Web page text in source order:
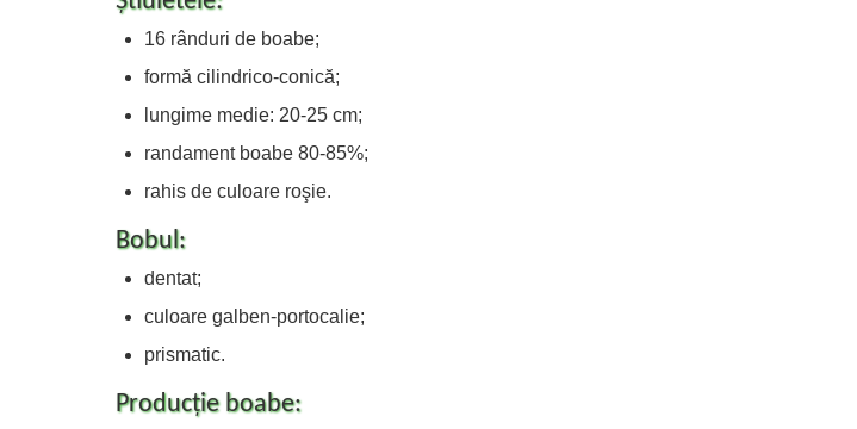
16 rânduri de boabe;
formă cilindrico-conică;
lungime medie: 20-25 cm;
randament boabe 80-85%;
rahis de culoare roşie.
Bobul:
dentat;
culoare galben-portocalie;
prismatic.
Producţie boabe: